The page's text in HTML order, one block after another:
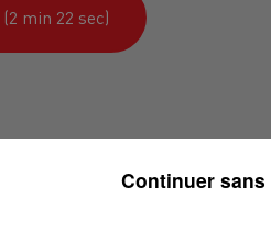
min 22 sec)
Continuer